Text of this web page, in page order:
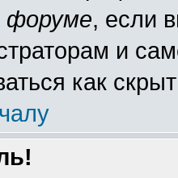
форуме, если
и
как